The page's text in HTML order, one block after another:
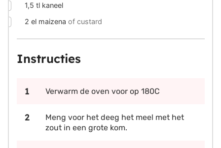
1,5 tl kaneel
2 el maizena of custard
Instructies
Verwarm de oven voor op 180C
Meng voor het deeg het meel met het
zout in een grote kom.